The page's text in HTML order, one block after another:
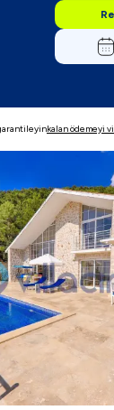
kalan ödemeyi